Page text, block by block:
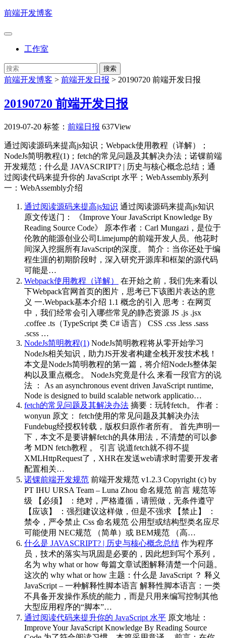
前端开发博客
工作室
前端开发博客 > 前端开发日报 > 20190720 前端开发日报
20190720 前端开发日报
2019-07-20 标签： 前端日报 637View
通过阅读源码来提高js知识；Webpack使用教程（详解）；
NodeJs简明教程(1)；fetch的常见问题及其解决办法；诺锞前端
开发规范；什么是 JAVASCRIPT? | 历史与核心概念总结；通
过阅读代码来提升你的 JavaScript 水平；WebAssembly系列
一：WebAssembly介绍
通过阅读源码来提高js知识 通过阅读源码来提高js知识
原文传送门： 《Improve Your JavaScript Knowledge By
Reading Source Code》 原本作者：Carl Mungazi，是位于
伦敦的能源创业公司Limejump的前端开发人员。他花时
间深入挖掘所有JavaScript的深度。 简介：当你还处于编
程生涯的初期阶段时，深入研究开源库和框架的源代码
可能是…
Webpack使用教程（详解）
在开始之前，我们先来看以
下Webpack官网首页的图片，思考已下该图片表达的意
义​ 一.Webpack基本介绍 1.1 概念的引入 思考：在网页
中，我们经常会引入哪些常见的静态资源 JS .js .jsx
.coffee .ts（TypeScript 类 C# 语言） CSS .css .less .sass
.scss …
NodeJs简明教程(1) NodeJs简明教程将从零开始学习
NodeJs相关知识，助力JS开发者构建全栈开发技术栈！
本文是NodeJs简明教程的第一篇，将介绍NodeJs整体架
构以及重点概念。 NodeJs究竟是什么 来看一段官方的说
法 ： As an asynchronous event driven JavaScript runtime,
Node is designed to build scalable network applicatio…
fetch的常见问题及其解决办法 摘要：玩转fetch。 作者：
wonyun 原文： fetch使用的常见问题及其解决办法
Fundebug经授权转载，版权归原作者所有。 首先声明一
下，本文不是要讲解fetch的具体用法，不清楚的可以参
考 MDN fetch教程 。 引言 说道fetch就不得不提
XMLHttpRequest了，XHR在发送web请求时需要开发者
配置相关…
诺锞前端开发规范 前端开发规范 v1.2.3 Copyright (c) by
PT IHU URSA Team – Luna Zhou 命名规范 前言 规范等
级 【必须】 ：绝对，严格遵循，请照做，无条件遵守
【应该】 ：强烈建议这样做，但是不强求 【禁止】 ：
禁令，严令禁止 Css 命名规范 公用型或结构型类名应尽
可能使用 NEC规范 （简单）或 BEM规范 （高…
什么是 JAVASCRIPT? | 历史与核心概念总结 作为程序
员，技术的落实与巩固是必要的，因此想到写个系列，
名为 why what or how 每篇文章试图解释清楚一个问题。
这次的 why what or how 主题：什么是 JavaScript ？ 释义
JavaScript – 一种解释性脚本语言 解释性脚本语言：一类
不具备开发操作系统的能力，而是只用来编写控制其他
大型应用程序的“脚本”…
通过阅读代码来提升你的 JavaScript 水平 原文地址：
Improve Your JavaScript Knowledge By Reading Source